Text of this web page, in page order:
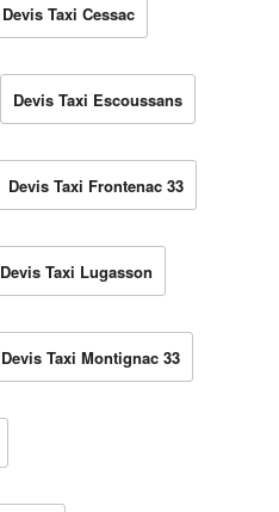
Devis Taxi Cessac
Devis Taxi Escoussans
Devis Taxi Frontenac 33
Devis Taxi Lugasson
Devis Taxi Montignac 33